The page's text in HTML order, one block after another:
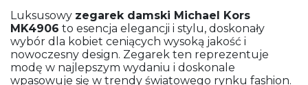
Luksusowy zegarek damski Michael Kors
MK4906 to esencja elegancji i stylu, doskonały
wybór dla kobiet ceniących wysoką jakość i
nowoczesny design. Zegarek ten reprezentuje
modę w najlepszym wydaniu i doskonale
wpasowuje się w trendy światowego rynku fashion.